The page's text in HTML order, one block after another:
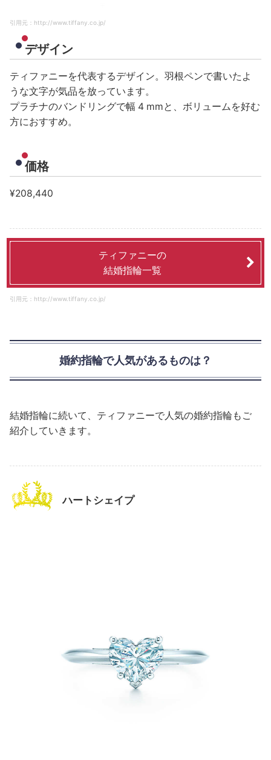
引用元：http://www.tiffany.co.jp/
デザイン
ティファニーを代表するデザイン。羽根ペンで書いたよ
うな文字が気品を放っています。
プラチナのバンドリングで幅 4 mmと、ボリュームを好む
方におすすめ。
価格
¥208,440
ティファニーの
結婚指輪一覧
引用元：http://www.tiffany.co.jp/
婚約指輪で人気があるものは？
結婚指輪に続いて、ティファニーで人気の婚約指輪もご
紹介していきます。
ハートシェイプ